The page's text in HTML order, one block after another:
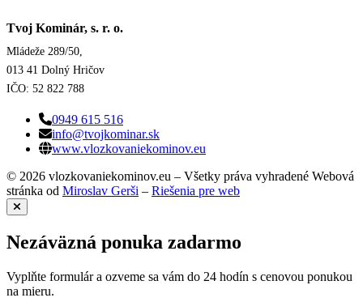
Tvoj Kominár, s. r. o.
Mládeže 289/50,
013 41 Dolný Hričov
IČO: 52 822 788
0949 615 516
info@tvojkominar.sk
www.vlozkovaniekominov.eu
© 2026 vlozkovaniekominov.eu – Všetky práva vyhradené Webová
stránka od Miroslav Gerši – Riešenia pre web
Nezáväzná ponuka zadarmo
Vyplňte formulár a ozveme sa vám do 24 hodín s cenovou ponukou
na mieru.